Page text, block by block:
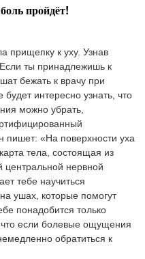
пройдёт!
ты принадлежишь к
бежать к врачу при
интересно узнать, что
можно убрать,
пишет: «На поверхности уха
тела, состоящая из
центральной нервной
тебе научиться
ушах, которые помогут
понадобится только
если болевые ощущения
обратиться к